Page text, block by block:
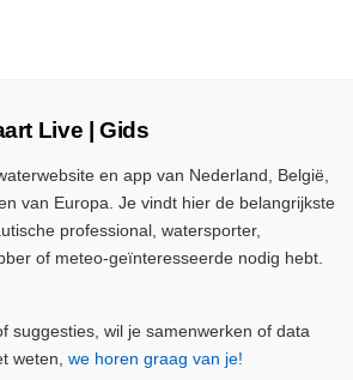
Live | Gids
en app van Nederland, België,
van Europa. Je vindt hier de belangrijkste
professional, watersporter,
of meteo-geïnteresseerde nodig hebt.
suggesties, wil je samenwerken of data
weten, we horen graag van je!